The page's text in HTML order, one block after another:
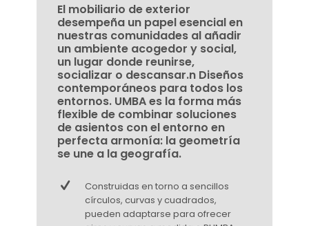
El mobiliario de exterior
desempeña un papel esencial en
nuestras comunidades al añadir
un ambiente acogedor y social,
un lugar donde reunirse,
socializar o descansar.n Diseños
contemporáneos para todos los
entornos. UMBA es la forma más
flexible de combinar soluciones
de asientos con el entorno en
perfecta armonía: la geometría
se une a la geografía.
Construidas en torno a sencillos
círculos, curvas y cuadrados,
pueden adaptarse para ofrecer